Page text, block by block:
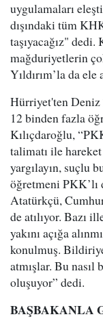
uygulamaları
dışındaki tüm
taşıyacağız"
mağduriyetlerin
Yıldırım’la da
Hürriyet'ten
12 binden fazla
Kılıçdaroğlu,
talimatı ile hareket
yargılayın, suçlu
öğretmeni PKK’lı
Atatürkçü,
de atılıyor. Bazı
yakını açığa
konulmuş.
atmışlar. Bu
oluşuyor” dedi.
BAŞBAKANLA